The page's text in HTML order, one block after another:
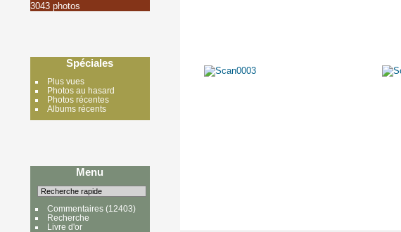
3043 photos
Spéciales
Plus vues
Photos au hasard
Photos récentes
Albums récents
Menu
Commentaires(12403)
Recherche
Livre d'or